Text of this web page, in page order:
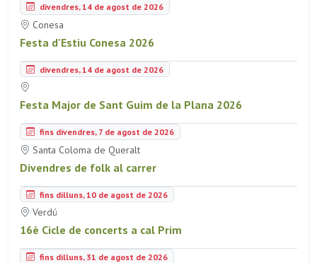
divendres, 14 de agost de 2026
Conesa
Festa d'Estiu Conesa 2026
divendres, 14 de agost de 2026
Festa Major de Sant Guim de la Plana 2026
fins divendres, 7 de agost de 2026
Santa Coloma de Queralt
Divendres de folk al carrer
fins dilluns, 10 de agost de 2026
Verdú
16è Cicle de concerts a cal Prim
fins dilluns, 31 de agost de 2026